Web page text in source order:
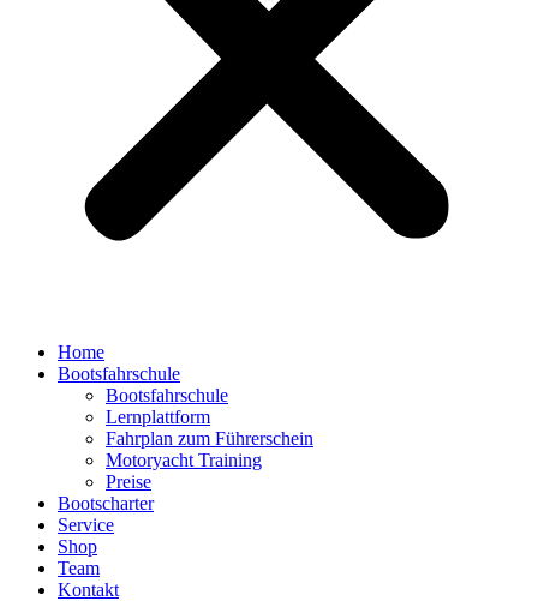
Home
Bootsfahrschule
Bootsfahrschule
Lernplattform
Fahrplan zum Führerschein
Motoryacht Training
Preise
Bootscharter
Service
Shop
Team
Kontakt